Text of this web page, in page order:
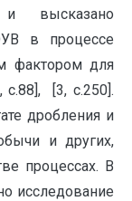
высказано
в процессе
фактором для
[3, с.250].
дробления и
и других,
процессах. В
исследование